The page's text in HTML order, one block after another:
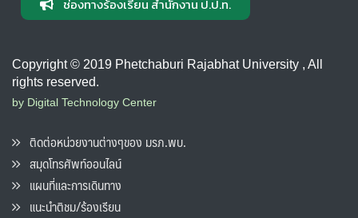
ช่องทางร้องเรียน สำนักงาน ป.ป.ท.
Copyright © 2019 Phetchaburi Rajabhat University , All
rights reserved.
by Digital Technology Center
ติดต่อหน่วยงานต่างๆของ มรภ.พบ.
สมุดโทรศัพท์ออนไลน์
แผนที่และการเดินทาง
แนะนำติชม/ร้องเรียน